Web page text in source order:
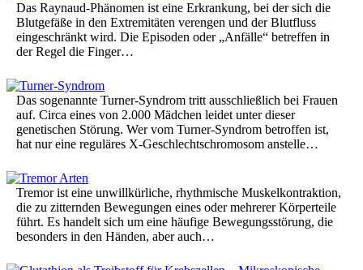
Das Raynaud-Phänomen ist eine Erkrankung, bei der sich die
Blutgefäße in den Extremitäten verengen und der Blutfluss
eingeschränkt wird. Die Episoden oder „Anfälle“ betreffen in
der Regel die Finger…
Das sogenannte Turner-Syndrom tritt ausschließlich bei Frauen
auf. Circa eines von 2.000 Mädchen leidet unter dieser
genetischen Störung. Wer vom Turner-Syndrom betroffen ist,
hat nur eine reguläres X-Geschlechtschromosom anstelle…
Tremor ist eine unwillkürliche, rhythmische Muskelkontraktion,
die zu zitternden Bewegungen eines oder mehrerer Körperteile
führt. Es handelt sich um eine häufige Bewegungsstörung, die
besonders in den Händen, aber auch…